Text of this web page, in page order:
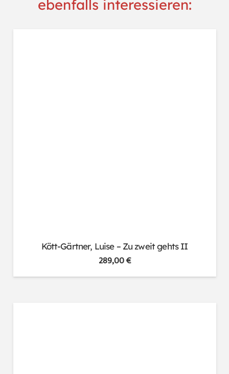
ebenfalls interessieren:
Kött-Gärtner, Luise – Zu zweit gehts II
289,00€